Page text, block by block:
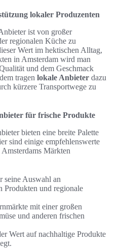
lokaler Produzenten
ist von großer
regionalen Küche zu
Wert im hektischen Alltag,
in Amsterdam wird man
und dem Geschmack
tragen lokale Anbieter dazu
kürzere Transportwege zu
für frische Produkte
bieten eine breite Palette
sind einige empfehlenswerte
Märkten
seine Auswahl an
Produkten und regionale
mit einer großen
und anderen frischen
Wert auf nachhaltige Produkte